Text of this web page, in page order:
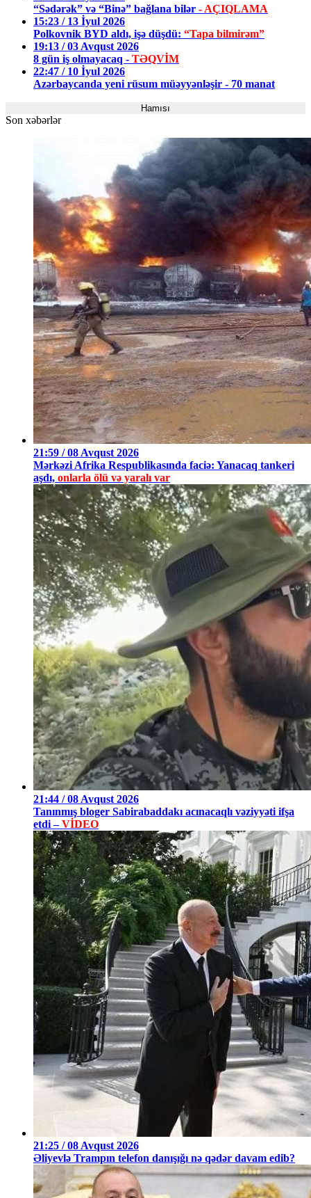
“Sədərək” və “Binə” bağlana bilər - AÇIQLAMA
15:23 / 13 İyul 2026
Polkovnik BYD aldı, işə düşdü: “Tapa bilmirəm”
19:13 / 03 Avqust 2026
8 gün iş olmayacaq - TƏQVİM
22:47 / 10 İyul 2026
Azərbaycanda yeni rüsum müəyyənləşir - 70 manat
Hamısı
Son xəbərlər
21:59 / 08 Avqust 2026
Mərkəzi Afrika Respublikasında faciə: Yanacaq tankeri
aşdı, onlarla ölü və yaralı var
21:44 / 08 Avqust 2026
Tanınmış bloger Sabirabaddakı acınacaqlı vəziyyəti ifşa
etdi –VİDEO
21:25 / 08 Avqust 2026
Əliyevlə Trampın telefon danışığı nə qədər davam edib?